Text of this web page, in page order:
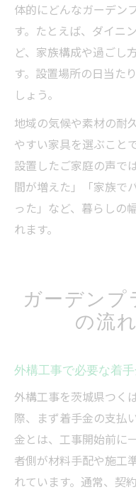
体的にどんなガーデン
す。たとえば、ダイニ
ど、家族構成や過ごし
す。設置場所の日当た
しょう。
地域の気候や素材の耐
やすい家具を選ぶこと
設置したご家庭の声で
間が増えた」「家族で
った」など、暮らしの
れます。
ガーデンプ
の流
外構工事で必要な着
外構工事を茨城県つく
際、まず着手金の支払
金とは、工事開始前に
者側が材料手配や施工
れています。通常、契